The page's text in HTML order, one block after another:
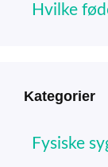
Hvilke
Kategorier
Fysiske